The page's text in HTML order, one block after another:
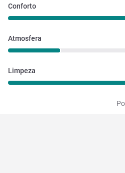
Conforto
Atmosfera
Limpeza